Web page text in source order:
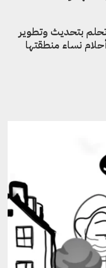
تحلم بتحديث وتطوير
نساء منطقتها